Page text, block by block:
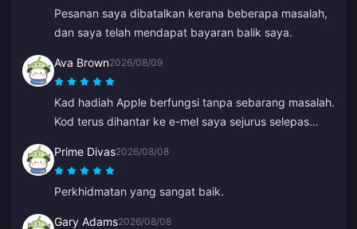
Pesanan saya dibatalkan kerana beberapa masalah,
dan saya telah mendapat bayaran balik saya.
Ava Brown2026/08/09
Kad hadiah Apple berfungsi tanpa sebarang masalah.
Kod terus dihantar ke e-mel saya sejurus selepas
Prime Divas2026/08/08
Perkhidmatan yang sangat baik.
Gary Adams2026/08/08